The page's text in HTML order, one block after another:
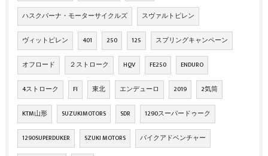
ハスクバーナ・モーターサイクルズ スヴァルトピレン
ヴィットピレン 401 250 125 スプリングキャンペーン
オフロード ２ストローク HQV FE250 ENDURO
4ストローク FI 東北 エンデューロ 2019 2気筒
KTM山形 SUZUKIMOTORS SDR 1290スーパードゥーク
1290SUPERDUKER SZUKI MOTORS バイクアドベンチャー